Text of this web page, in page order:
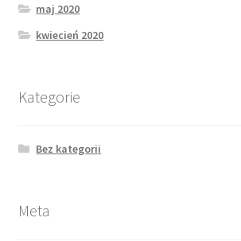
maj 2020
kwiecień 2020
Kategorie
Bez kategorii
Meta